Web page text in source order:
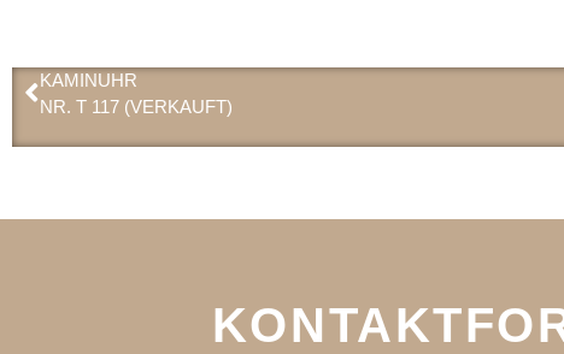
KAMINUHR
NR. T 117 (VERKAUFT)